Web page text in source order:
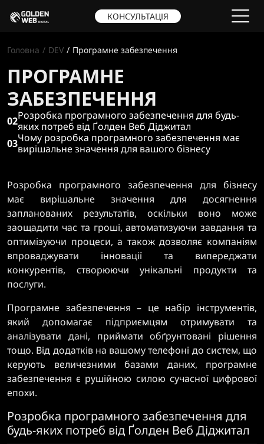
КОНСУЛЬТАЦІЯ
Головна DEV Програмне забезпечення
ПРОГРАМНЕ
ЗАБЕЗПЕЧЕННЯ
02Розробка програмного забезпечення для будь-
яких потреб від Ґолден Веб Діджитал
03Чому розробка програмного забезпечення має
вирішальне значення для вашого бізнесу
Розробка програмного забезпечення для бізнесу
має вирішальне значення для досягнення
запланованих результатів, оскільки воно може
заощадити час та гроші, автоматизуючи завдання та
оптимізуючи процеси, а також дозволяє компаніям
впроваджувати інновації та випереджати
конкурентів, створюючи унікальні продукти та
послуги.
Програмне забезпечення – це набір інструментів,
який допомагає підприємцям отримувати та
аналізувати дані, приймати обґрунтовані рішення
тощо. Від додатків на вашому телефоні до систем, що
керують величезними базами даних, програмне
забезпечення є рушійною силою сучасної цифрової
епохи.
Розробка програмного забезпечення для
будь-яких потреб від Ґолден Веб Діджитал